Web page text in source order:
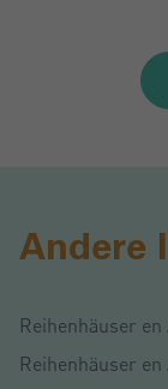
Andere
Reihenhäuser en
Reihenhäuser